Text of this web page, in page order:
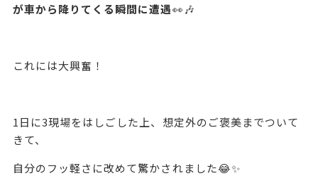
が車から降りてくる瞬間に遭遇👀🎶
これには大興奮！
1日に3現場をはしごした上、想定外のご褒美までついて
きて、
自分のフッ軽さに改めて驚かされました😂✨